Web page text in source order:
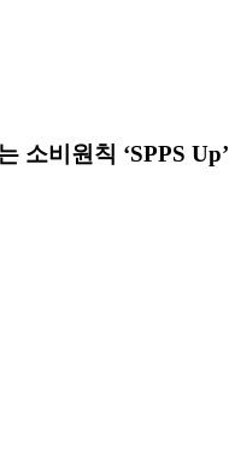
소비원칙 ‘SPPS Up’